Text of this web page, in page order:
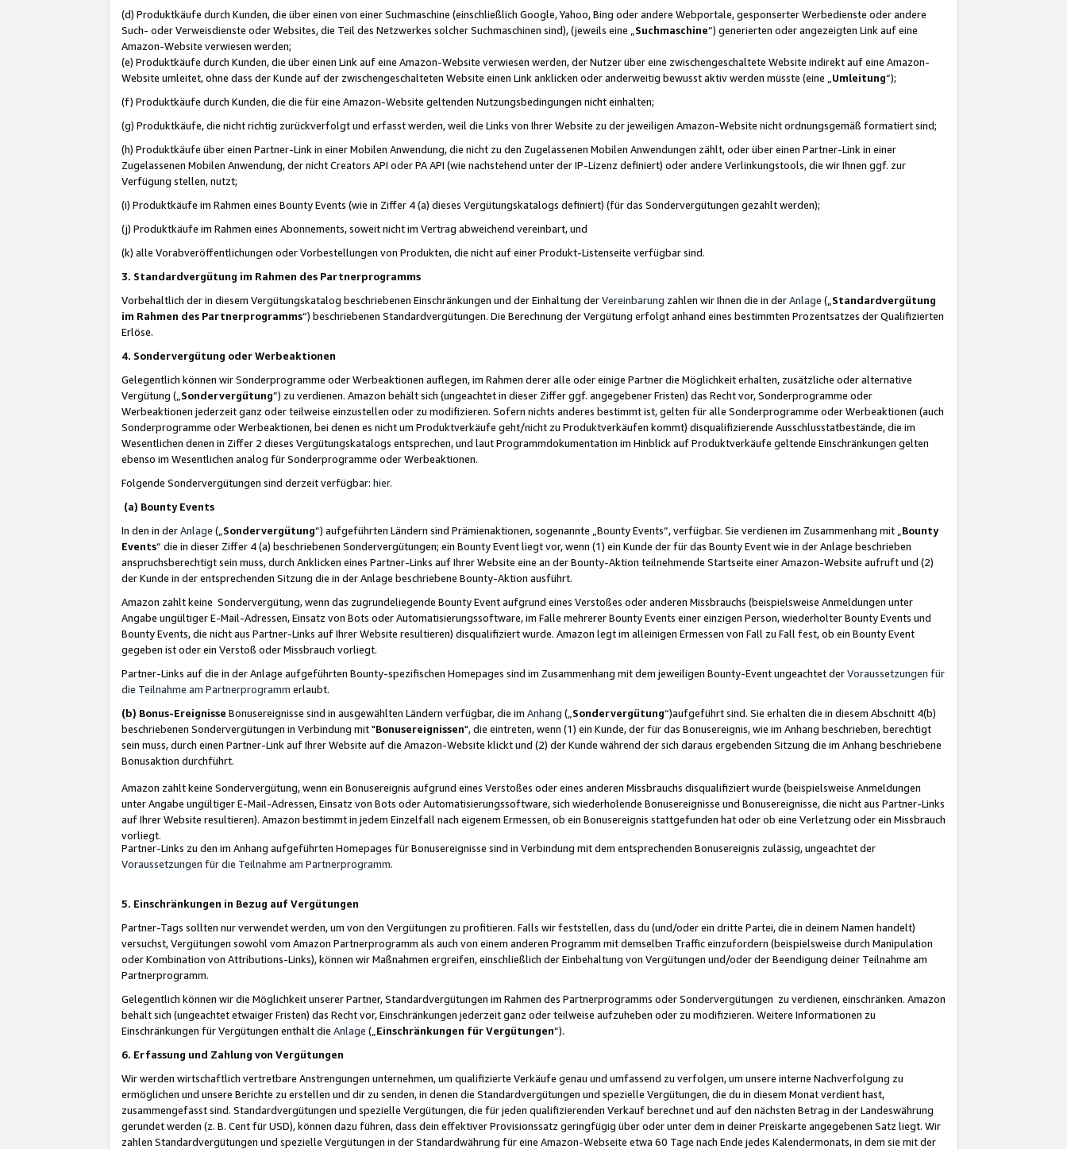
(d) Produktkäufe durch Kunden, die über einen von einer Suchmaschine (einschließlich Google, Yahoo, Bing oder andere Webportale, gesponserter Werbedienste oder andere
Such- oder Verweisdienste oder Websites, die Teil des Netzwerkes solcher Suchmaschinen sind), (jeweils eine „ Suchmaschine“) generierten oder angezeigten Link auf eine
Amazon-Website verwiesen werden;
(e) Produktkäufe durch Kunden, die über einen Link auf eine Amazon-Website verwiesen werden, der Nutzer über eine zwischengeschaltete Website indirekt auf eine Amazon-
Website umleitet, ohne dass der Kunde auf der zwischengeschalteten Website einen Link anklicken oder anderweitig bewusst aktiv werden müsste (eine „ Umleitung“);
(f) Produktkäufe durch Kunden, die die für eine Amazon-Website geltenden Nutzungsbedingungen nicht einhalten;
(g) Produktkäufe, die nicht richtig zurückverfolgt und erfasst werden, weil die Links von Ihrer Website zu der jeweiligen Amazon-Website nicht ordnungsgemäß formatiert sind;
(h) Produktkäufe über einen Partner-Link in einer Mobilen Anwendung, die nicht zu den Zugelassenen Mobilen Anwendungen zählt, oder über einen Partner-Link in einer
Zugelassenen Mobilen Anwendung, der nicht Creators API oder PA API (wie nachstehend unter der IP-Lizenz definiert) oder andere Verlinkungstools, die wir Ihnen ggf. zur
Verfügung stellen, nutzt;
(i) Produktkäufe im Rahmen eines Bounty Events (wie in Ziffer 4 (a) dieses Vergütungskatalogs definiert) (für das Sondervergütungen gezahlt werden);
(j) Produktkäufe im Rahmen eines Abonnements, soweit nicht im Vertrag abweichend vereinbart, und
(k) alle Vorabveröffentlichungen oder Vorbestellungen von Produkten, die nicht auf einer Produkt-Listenseite verfügbar sind.
3. Standardvergütung im Rahmen des Partnerprogramms
Vorbehaltlich der in diesem Vergütungskatalog beschriebenen Einschränkungen und der Einhaltung derVereinbarung zahlen wir Ihnen die in derAnlage („ Standardvergütung
im Rahmen des Partnerprogramms“) beschriebenen Standardvergütungen. Die Berechnung der Vergütung erfolgt anhand eines bestimmten Prozentsatzes der Qualifizierten
Erlöse.
4. Sondervergütung oder Werbeaktionen
Gelegentlich können wir Sonderprogramme oder Werbeaktionen auflegen, im Rahmen derer alle oder einige Partner die Möglichkeit erhalten, zusätzliche oder alternative
Vergütung („ Sondervergütung”) zu verdienen. Amazon behält sich (ungeachtet in dieser Ziffer ggf. angegebener Fristen) das Recht vor, Sonderprogramme oder
Werbeaktionen jederzeit ganz oder teilweise einzustellen oder zu modifizieren. Sofern nichts anderes bestimmt ist, gelten für alle Sonderprogramme oder Werbeaktionen (auch
Sonderprogramme oder Werbeaktionen, bei denen es nicht um Produktverkäufe geht/nicht zu Produktverkäufen kommt) disqualifizierende Ausschlusstatbestände, die im
Wesentlichen denen in Ziffer 2 dieses Vergütungskatalogs entsprechen, und laut Programmdokumentation im Hinblick auf Produktverkäufe geltende Einschränkungen gelten
ebenso im Wesentlichen analog für Sonderprogramme oder Werbeaktionen.
Folgende Sondervergütungen sind derzeit verfügbar: hier.
(a) Bounty Events
In den in derAnlage („ Sondervergütung“) aufgeführten Ländern sind Prämienaktionen, sogenannte „Bounty Events“, verfügbar. Sie verdienen im Zusammenhang mit „ Bounty
Events“ die in dieser Ziffer 4 (a) beschriebenen Sondervergütungen; ein Bounty Event liegt vor, wenn (1) ein Kunde der für das Bounty Event wie in der Anlage beschrieben
anspruchsberechtigt sein muss, durch Anklicken eines Partner-Links auf Ihrer Website eine an der Bounty-Aktion teilnehmende Startseite einer Amazon-Website aufruft und (2)
der Kunde in der entsprechenden Sitzung die in der Anlage beschriebene Bounty-Aktion ausführt.
Amazon zahlt keine Sondervergütung, wenn das zugrundeliegende Bounty Event aufgrund eines Verstoßes oder anderen Missbrauchs (beispielsweise Anmeldungen unter
Angabe ungültiger E-Mail-Adressen, Einsatz von Bots oder Automatisierungssoftware, im Falle mehrerer Bounty Events einer einzigen Person, wiederholter Bounty Events und
Bounty Events, die nicht aus Partner-Links auf Ihrer Website resultieren) disqualifiziert wurde. Amazon legt im alleinigen Ermessen von Fall zu Fall fest, ob ein Bounty Event
gegeben ist oder ein Verstoß oder Missbrauch vorliegt.
Partner-Links auf die in der Anlage aufgeführten Bounty-spezifischen Homepages sind im Zusammenhang mit dem jeweiligen Bounty-Event ungeachtet derVoraussetzungen für
die Teilnahme am Partnerprogramm erlaubt.
(b) Bonus-Ereignisse Bonusereignisse sind in ausgewählten Ländern verfügbar, die im Anhang („ Sondervergütung“)aufgeführt sind. Sie erhalten die in diesem Abschnitt 4(b)
beschriebenen Sondervergütungen in Verbindung mit "Bonusereignissen", die eintreten, wenn (1) ein Kunde, der für das Bonusereignis, wie im Anhang beschrieben, berechtigt
sein muss, durch einen Partner-Link auf Ihrer Website auf die Amazon-Website klickt und (2) der Kunde während der sich daraus ergebenden Sitzung die im Anhang beschriebene
Bonusaktion durchführt.
Amazon zahlt keine Sondervergütung, wenn ein Bonusereignis aufgrund eines Verstoßes oder eines anderen Missbrauchs disqualifiziert wurde (beispielsweise Anmeldungen
unter Angabe ungültiger E-Mail-Adressen, Einsatz von Bots oder Automatisierungssoftware, sich wiederholende Bonusereignisse und Bonusereignisse, die nicht aus Partner-Links
auf Ihrer Website resultieren). Amazon bestimmt in jedem Einzelfall nach eigenem Ermessen, ob ein Bonusereignis stattgefunden hat oder ob eine Verletzung oder ein Missbrauch
vorliegt.
Partner-Links zu den im Anhang aufgeführten Homepages für Bonusereignisse sind in Verbindung mit dem entsprechenden Bonusereignis zulässig, ungeachtet der
Voraussetzungen für die Teilnahme am Partnerprogramm.
5. Einschränkungen in Bezug auf Vergütungen
Partner-Tags sollten nur verwendet werden, um von den Vergütungen zu profitieren. Falls wir feststellen, dass du (und/oder ein dritte Partei, die in deinem Namen handelt)
versuchst, Vergütungen sowohl vom Amazon Partnerprogramm als auch von einem anderen Programm mit demselben Traffic einzufordern (beispielsweise durch Manipulation
oder Kombination von Attributions-Links), können wir Maßnahmen ergreifen, einschließlich der Einbehaltung von Vergütungen und/oder der Beendigung deiner Teilnahme am
Partnerprogramm.
Gelegentlich können wir die Möglichkeit unserer Partner, Standardvergütungen im Rahmen des Partnerprogramms oder Sondervergütungen zu verdienen, einschränken. Amazon
behält sich (ungeachtet etwaiger Fristen) das Recht vor, Einschränkungen jederzeit ganz oder teilweise aufzuheben oder zu modifizieren. Weitere Informationen zu
Einschränkungen für Vergütungen enthält die Anlage („ Einschränkungen für Vergütungen“).
6. Erfassung und Zahlung von Vergütungen
Wir werden wirtschaftlich vertretbare Anstrengungen unternehmen, um qualifizierte Verkäufe genau und umfassend zu verfolgen, um unsere interne Nachverfolgung zu
ermöglichen und unsere Berichte zu erstellen und dir zu senden, in denen die Standardvergütungen und spezielle Vergütungen, die du in diesem Monat verdient hast,
zusammengefasst sind. Standardvergütungen und spezielle Vergütungen, die für jeden qualifizierenden Verkauf berechnet und auf den nächsten Betrag in der Landeswährung
gerundet werden (z. B. Cent für USD), können dazu führen, dass dein effektiver Provisionssatz geringfügig über oder unter dem in deiner Preiskarte angegebenen Satz liegt. Wir
zahlen Standardvergütungen und spezielle Vergütungen in der Standardwährung für eine Amazon-Webseite etwa 60 Tage nach Ende jedes Kalendermonats, in dem sie mit der